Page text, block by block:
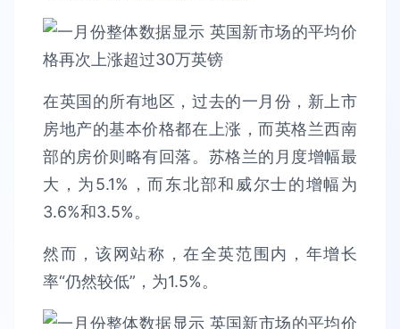
在英国的所有地区，过去的一月份，新上市
房地产的基本价格都在上涨，而英格兰西南
部的房价则略有回落。苏格兰的月度增幅最
大，为5.1%，而东北部和威尔士的增幅为
3.6%和3.5%。
然而，该网站称，在全英范围内，年增长
率“仍然较低”，为1.5%。